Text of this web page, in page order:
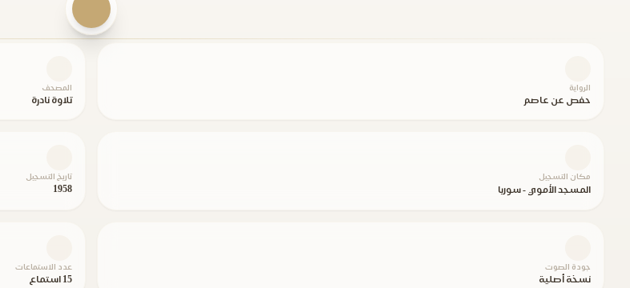
الرواية
حفص عن عاصم
المصحف
تلاوة نادرة
مكان التسجيل
المسجد الأموي - سوريا
تاريخ التسجيل
1958
جودة الصوت
نسخة أصلية
عدد الاستماعات
15 استماع